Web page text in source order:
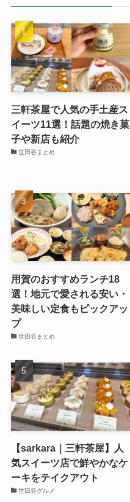
三軒茶屋で人気の手土産ス
イーツ11選！話題の焼き菓
子や新店も紹介
世田谷まとめ
用賀のおすすめランチ18
選！地元で愛される安い・
美味しい定食もピックアッ
プ
世田谷まとめ
【sarkara｜三軒茶屋】人
気スイーツ店で鮮やかなケ
ーキをテイクアウト
世田谷グルメ